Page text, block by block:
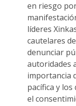
en riesgo
líderes
cautelares
denunciar
autoridades
importancia
pacífica y
el